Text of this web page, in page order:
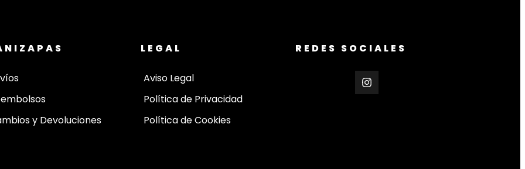
y Devoluciones
LEGAL
Aviso Legal
Política de Privacidad
Política de Cookies
REDES SOCIALES